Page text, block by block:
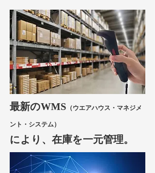
最新のWMS （ウエアハウス・マネジメ
ント・システム）
により、在庫を一元管理。